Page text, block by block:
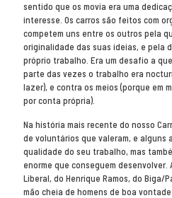
sentido que os movia era uma
interesse. Os carros são feitos com
competem uns entre os outros pela
originalidade das suas ideias, e pela
próprio trabalho. Era um desafio a
parte das vezes o trabalho era
lazer), e contra os meios (porque em
por conta própria).
Na história mais recente do nosso
de voluntários que valeram, e alguns
qualidade do seu trabalho, mas
enorme que conseguem
Liberal, do Henrique Ramos, do Biga/
mão cheia de homens de boa